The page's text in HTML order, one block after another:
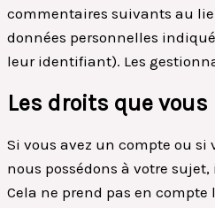
commentaires suivants au
données personnelles
leur identifiant). Les
Les droits que
Si vous avez un compte ou
nous possédons à votre
Cela ne prend pas en